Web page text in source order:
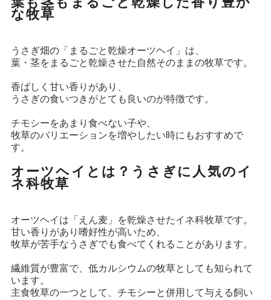
な牧草
うさぎ畑の「まるごと乾燥オーツヘイ」は、
葉・茎をまるごと乾燥させた自然そのままの牧草です。
香ばしく甘い香りがあり、
うさぎの食いつきがとても良いのが特徴です。
チモシーをあまり食べない子や、
牧草のバリエーションを増やしたい時にもおすすめで
す。
オーツヘイとは？うさぎに人気のイ
ネ科牧草
オーツヘイは「えん麦」を乾燥させたイネ科牧草です。
甘い香りがあり嗜好性が高いため、
牧草が苦手なうさぎでも食べてくれることがあります。
繊維質が豊富で、低カルシウムの牧草としても知られて
います。
主食牧草の一つとして、チモシーと併用して与える飼い